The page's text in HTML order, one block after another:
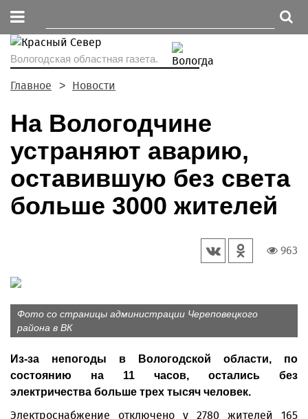
Вологодская областная газета.
Главное Новости
На Вологодчине
устраняют аварию,
оставившую без света
больше 3000 жителей
963
Фото со страницы администрации Череповецкого
района в ВК
Из-за непогоды в Вологодской области, по
состоянию на 11 часов, остались без
электричества больше трех тысяч человек.
Электроснабжение отключено у 2780 жителей 165